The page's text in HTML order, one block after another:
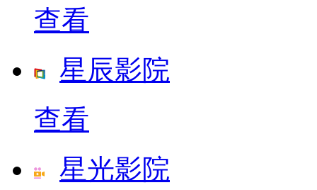
查看
星辰影院
查看
星光影院